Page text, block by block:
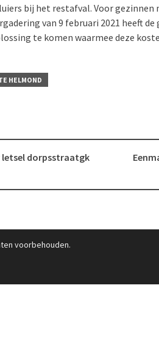
bij het restafval. Voor
van 9 februari 2021 heeft
te komen waarmee deze
HELMOND
letsel dorpsstraatgk
voorbehouden.